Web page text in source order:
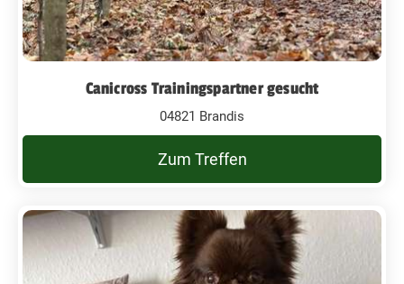
Canicross Trainingspartner gesucht
04821 Brandis
Zum Treffen